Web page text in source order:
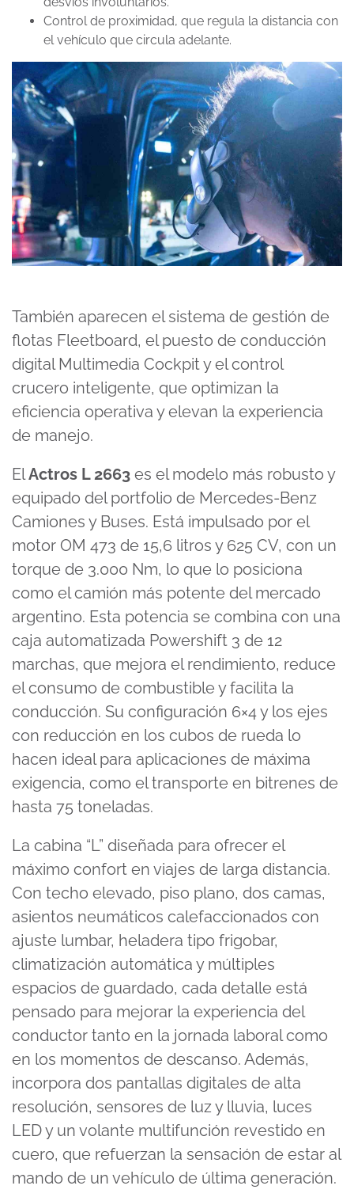
Control de proximidad, que regula la distancia con
el vehículo que circula adelante.
También aparecen el sistema de gestión de
flotas Fleetboard, el puesto de conducción
digital Multimedia Cockpit y el control
crucero inteligente, que optimizan la
eficiencia operativa y elevan la experiencia
de manejo.
ElActros L 2663 es el modelo más robusto y
equipado del portfolio de Mercedes-Benz
Camiones y Buses. Está impulsado por el
motor OM 473 de 15,6 litros y 625 CV, con un
torque de 3.000 Nm, lo que lo posiciona
como el camión más potente del mercado
argentino. Esta potencia se combina con una
caja automatizada Powershift 3 de 12
marchas, que mejora el rendimiento, reduce
el consumo de combustible y facilita la
conducción. Su configuración 6×4 y los ejes
con reducción en los cubos de rueda lo
hacen ideal para aplicaciones de máxima
exigencia, como el transporte en bitrenes de
hasta 75 toneladas.
La cabina “L” diseñada para ofrecer el
máximo confort en viajes de larga distancia.
Con techo elevado, piso plano, dos camas,
asientos neumáticos calefaccionados con
ajuste lumbar, heladera tipo frigobar,
climatización automática y múltiples
espacios de guardado, cada detalle está
pensado para mejorar la experiencia del
conductor tanto en la jornada laboral como
en los momentos de descanso. Además,
incorpora dos pantallas digitales de alta
resolución, sensores de luz y lluvia, luces
LED y un volante multifunción revestido en
cuero, que refuerzan la sensación de estar al
mando de un vehículo de última generación.